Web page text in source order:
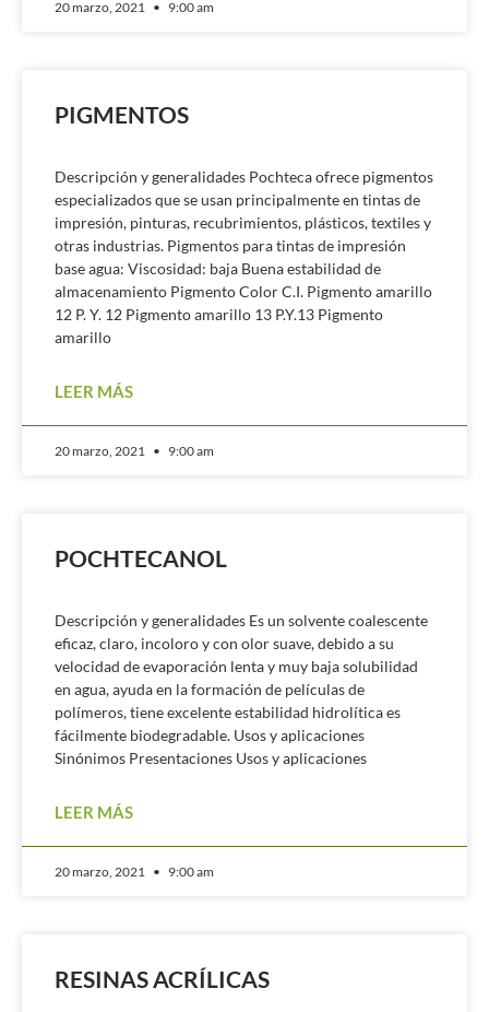
20 marzo, 2021 9:00 am
PIGMENTOS
Descripción y generalidades Pochteca ofrece pigmentos
especializados que se usan principalmente en tintas de
impresión, pinturas, recubrimientos, plásticos, textiles y
otras industrias. Pigmentos para tintas de impresión
base agua: Viscosidad: baja Buena estabilidad de
almacenamiento Pigmento Color C.I. Pigmento amarillo
12 P. Y. 12 Pigmento amarillo 13 P.Y.13 Pigmento
amarillo
LEER MÁS
20 marzo, 2021 9:00 am
POCHTECANOL
Descripción y generalidades Es un solvente coalescente
eficaz, claro, incoloro y con olor suave, debido a su
velocidad de evaporación lenta y muy baja solubilidad
en agua, ayuda en la formación de películas de
polímeros, tiene excelente estabilidad hidrolítica es
fácilmente biodegradable. Usos y aplicaciones
Sinónimos Presentaciones Usos y aplicaciones
LEER MÁS
20 marzo, 2021 9:00 am
RESINAS ACRÍLICAS